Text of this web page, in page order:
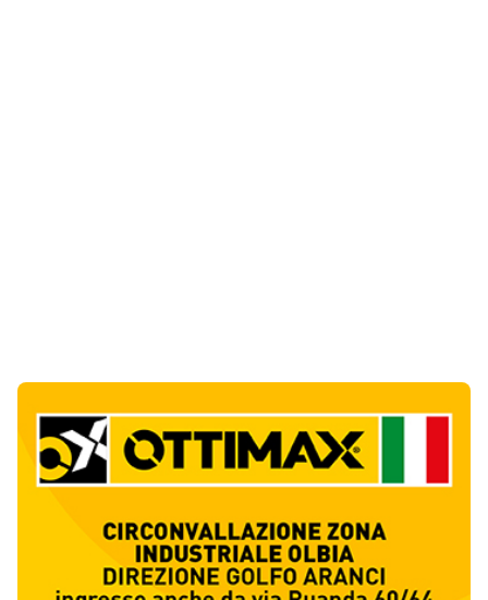
1
Film internazionale in Costa Smeralda, si
cercano centinaia di comparse
Eventi
Incendio a Sos Aranzos, veranda in cenere a
pochi metri dalla lapide della tragedia del
1993
Cronaca